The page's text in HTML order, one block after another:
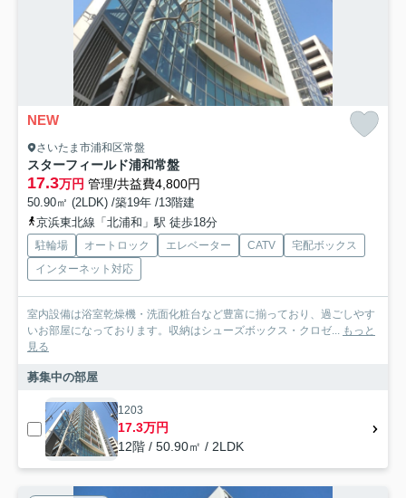
NEW
さいたま市浦和区常盤
スターフィールド浦和常盤
17.3万円 管理/共益費4,800円
50.90㎡ (2LDK) /築19年 /13階建
京浜東北線「北浦和」駅 徒歩18分
駐輪場 オートロック エレベーター CATV
宅配ボックス
インターネット対応
室内設備は浴室乾燥機・洗面化粧台など豊富に揃っており、過ごしやす
いお部屋になっております。収納はシューズボックス・クロゼ... もっと
見る
募集中の部屋
1203
17.3万円
12階 / 50.90㎡ / 2LDK